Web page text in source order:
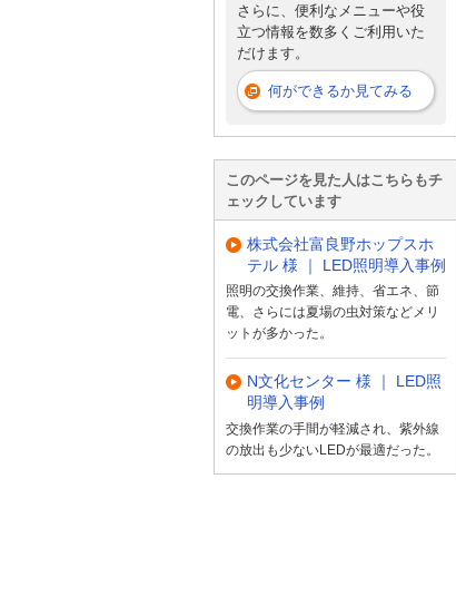
さらに、便利なメニューや役
立つ情報を数多くご利用いた
だけます。
何ができるか見てみる
このページを見た人はこちらもチ
ェックしています
株式会社富良野ホップスホ
テル 様 ｜ LED照明導入事例
照明の交換作業、維持、省エネ、節
電、さらには夏場の虫対策などメリ
ットが多かった。
N文化センター 様 ｜ LED照
明導入事例
交換作業の手間が軽減され、紫外線
の放出も少ないLEDが最適だった。